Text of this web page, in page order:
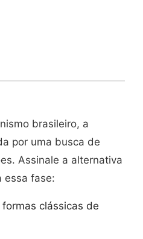
brasileiro, a
por uma busca de
Assinale a alternativa
essa fase:
clássicas de